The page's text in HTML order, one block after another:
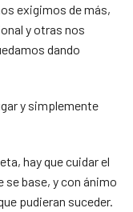
exigimos de más,
y otras nos
dando
y simplemente
hay que cuidar el
base, y con ánimo
pudieran suceder.